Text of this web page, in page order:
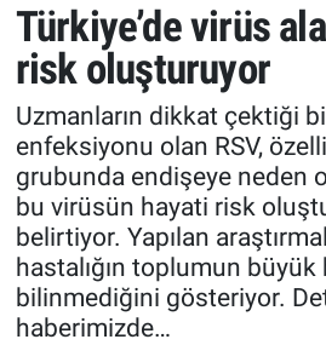
Türkiye’de virüs
risk oluşturuyor
Uzmanların dikkat çektiği
enfeksiyonu olan RSV,
grubunda endişeye neden
bu virüsün hayati risk
belirtiyor. Yapılan
hastalığın toplumun
bilinmediğini gösteriyor.
haberimizde…
Erişim Bilgileri
Ekonomi
Trend
Özel Haberler
Yazarlar
Erişim Bilgileri
Spor
Ekonomi
Dünya
Medya
Özel Haberler
Erişim Bilgileri
Tüm Manşetler
Son Dakika Haberleri
Haber Arşivi